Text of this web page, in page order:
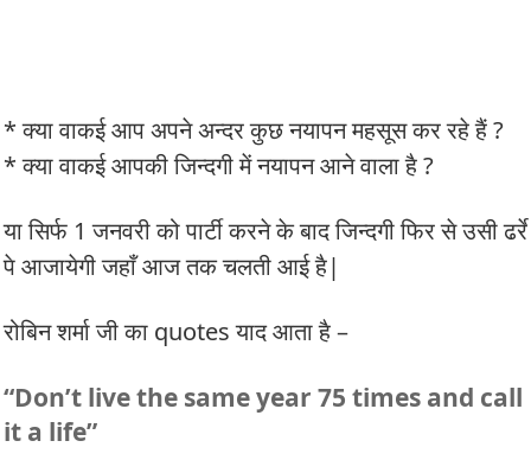
* क्या वाकई आप अपने अन्दर कुछ नयापन महसूस कर रहे हैं ?
* क्या वाकई आपकी जिन्दगी में नयापन आने वाला है ?
या सिर्फ 1 जनवरी को पार्टी करने के बाद जिन्दगी फिर से उसी ढर्रे
पे आजायेगी जहाँ आज तक चलती आई है|
रोबिन शर्मा जी का quotes याद आता है –
“Don’t live the same year 75 times and call
it a life”